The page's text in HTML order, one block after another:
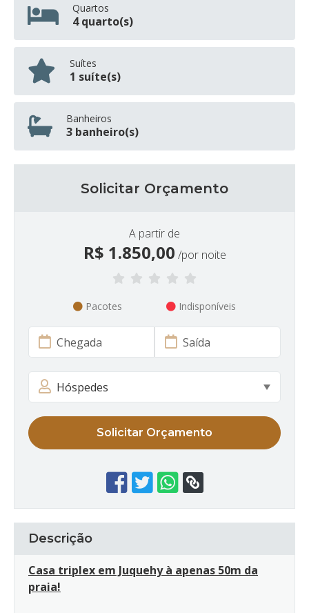
Quartos
4 quarto(s)
Suítes
1 suíte(s)
Banheiros
3 banheiro(s)
Solicitar Orçamento
A partir de
R$ 1.850,00 /por noite
Pacotes Indisponíveis
Solicitar Orçamento
Descrição
Casa triplex em Juquehy à apenas 50m da
praia!